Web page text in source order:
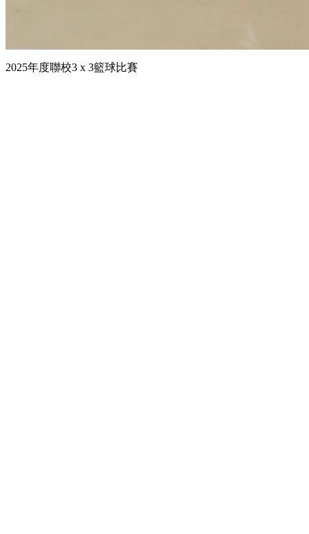
2025年度聯校3 x 3籃球比賽